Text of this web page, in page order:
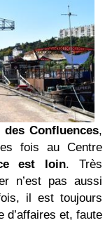
des Confluences,
fois au Centre
est loin. Très
n’est pas aussi
il est toujours
d’affaires et, faute